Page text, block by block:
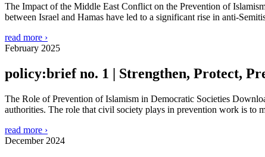
The Impact of the Middle East Conflict on the Prevention of
between Israel and Hamas have led to a significant rise in anti-
read more ›
February 2025
policy:brief no. 1 | Strengthen, Protect,
The Role of Prevention of Islamism in Democratic Societies
authorities. The role that civil society plays in prevention work is
read more ›
December 2024